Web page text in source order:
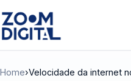
Home›Velocidade da internet